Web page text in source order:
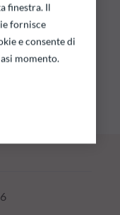
un
non sono
variare nel
finestra. Il
fornisce
e consente di
momento.